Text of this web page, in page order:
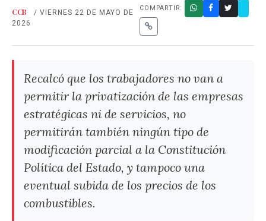
CCB
/ VIERNES 22 DE MAYO DE
2026
COMPARTIR:
Recalcó que los trabajadores no van a
permitir la privatización de las empresas
estratégicas ni de servicios, no
permitirán también ningún tipo de
modificación parcial a la Constitución
Política del Estado, y tampoco una
eventual subida de los precios de los
combustibles.